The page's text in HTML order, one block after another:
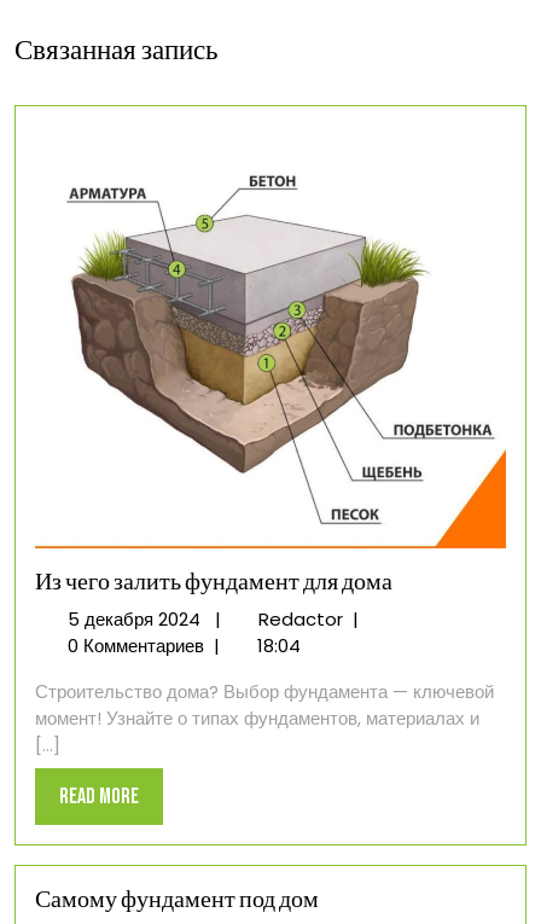
Связанная запись
Из чего залить фундамент для дома
5 декабря 20245
декабря
| RedactorИз
фундамент
для
|
0 Комментариев |
18:04
Строительство дома? Выбор фундамента — ключевой
момент! Узнайте о типах фундаментов, материалах и
[...]
Read MoreRead
More
Самому фундамент под дом